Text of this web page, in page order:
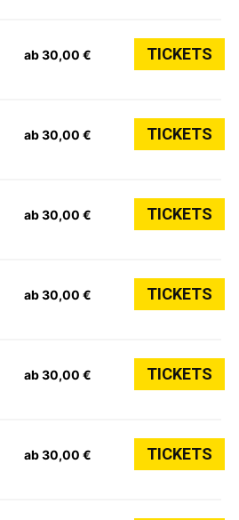
ab 30,00 € TICKETS
ab 30,00 € TICKETS
ab 30,00 € TICKETS
ab 30,00 € TICKETS
ab 30,00 € TICKETS
ab 30,00 € TICKETS